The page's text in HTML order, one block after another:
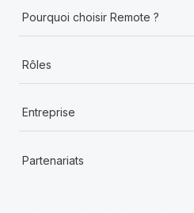
Pourquoi choisir Remote ?
Rôles
Entreprise
Partenariats